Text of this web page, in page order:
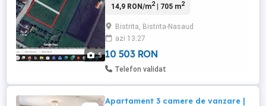
5
toate utilitatile. pret pe ar incepand de la
in cota 1 1 fiecare. Certificat de Urbanism
zona B locuinte maxim P+2.
14,9 RON/m2| 705 m2
Bistrita, Bistrita-Nasaud
azi 13:27
10 503 RON
Telefon validat
Apartament 3 camere de vanzare |